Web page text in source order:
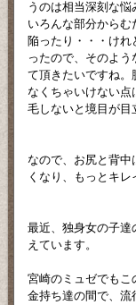
うのは相当深刻な悩
いろんな部分から
陥ったり・・・け
ったので、そのよ
て頂きたいですね。
なくちゃいけない点
毛しないと境目が目
なので、お尻と背中
くなり、もっとキレ
最近、独身女の子達
えています。
宮崎のミュゼでもこ
金持ち達の間で、流